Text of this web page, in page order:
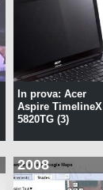
In prova: Acer
Aspire TimelineX
5820TG (3)
2008